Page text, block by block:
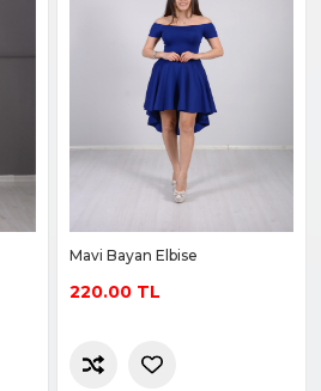
Mavi Bayan Elbise
220.00 TL